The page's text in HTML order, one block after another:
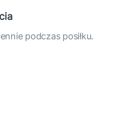
podczas posiłku.